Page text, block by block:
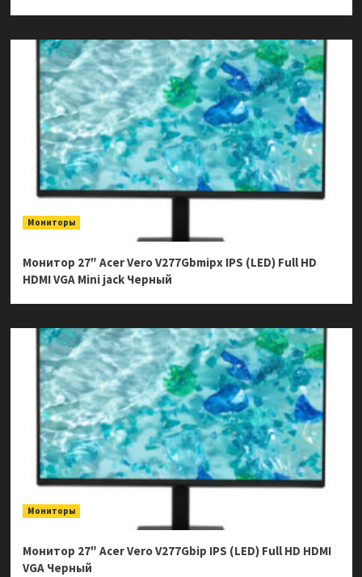
Мониторы
Монитор 27″ Acer Vero V277Gbmipx IPS (LED) Full HD
HDMI VGA Mini jack Черный
Мониторы
Монитор 27″ Acer Vero V277Gbip IPS (LED) Full HD HDMI
VGA Черный